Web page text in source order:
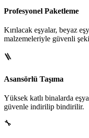
Profesyonel Paketleme
Kırılacak eşyalar, beyaz
malzemeleriyle güvenli
🪜
Asansörlü Taşıma
Yüksek katlı binalarda
güvenle indirilip bindirilir.
🔧